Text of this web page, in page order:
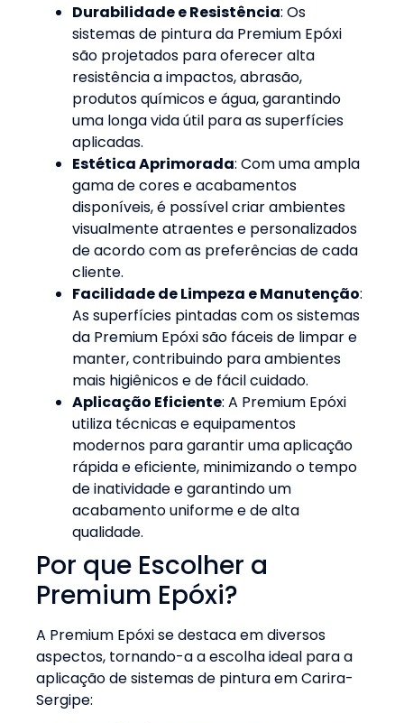
Durabilidade e Resistência: Os
sistemas de pintura da Premium Epóxi
são projetados para oferecer alta
resistência a impactos, abrasão,
produtos químicos e água, garantindo
uma longa vida útil para as superfícies
aplicadas.
Estética Aprimorada: Com uma ampla
gama de cores e acabamentos
disponíveis, é possível criar ambientes
visualmente atraentes e personalizados
de acordo com as preferências de cada
cliente.
Facilidade de Limpeza e Manutenção:
As superfícies pintadas com os sistemas
da Premium Epóxi são fáceis de limpar e
manter, contribuindo para ambientes
mais higiênicos e de fácil cuidado.
Aplicação Eficiente: A Premium Epóxi
utiliza técnicas e equipamentos
modernos para garantir uma aplicação
rápida e eficiente, minimizando o tempo
de inatividade e garantindo um
acabamento uniforme e de alta
qualidade.
Por que Escolher a
Premium Epóxi?
A Premium Epóxi se destaca em diversos
aspectos, tornando-a a escolha ideal para a
aplicação de sistemas de pintura em Carira-
Sergipe: